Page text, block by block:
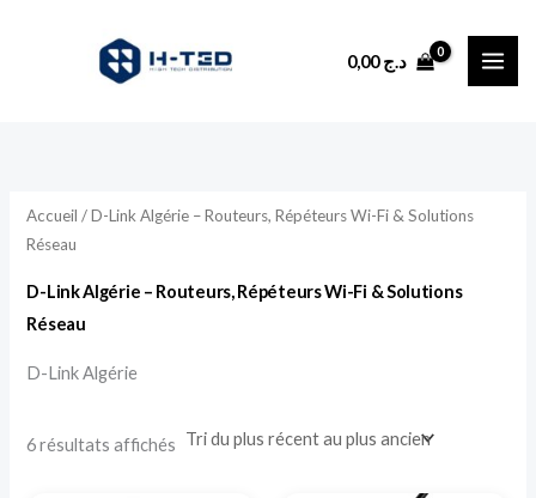
د.ج0,00
Accueil / D-Link Algérie – Routeurs, Répéteurs Wi-Fi & Solutions
Réseau
D-Link Algérie – Routeurs, Répéteurs Wi-Fi & Solutions
Réseau
D-Link Algérie
6 résultats affichés
récent
au